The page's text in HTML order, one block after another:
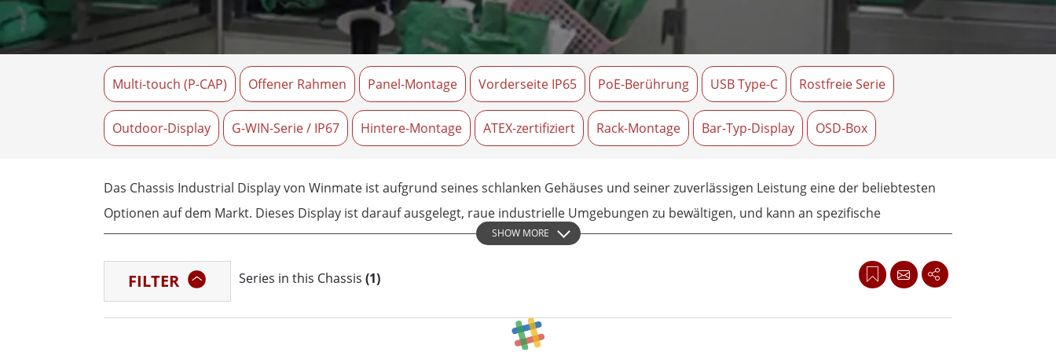
Android Fahrzeugmontierte Computer
Tablet für Fahrzeugmontierte
Computer
Funk-Gateway
Panel-PCs für das Gesundheitswesen
Display für das Gesundheitswesen
More
Robuster Roboter-
Controller
Edge-KI-Mobilität
Robotik-Controller
Öl und Gas, ATEX-Klasse
Robustes Tablet in ATEX-Qualität
Robuster ATEX-Handheld
ATEX-Panel-PC
More
KI-Computer
Edge-KI-Mobilität
Edge AI Panel-PCs
Edge-KI-Computing
Edelstahlqualität
Edelstahl-Panel-PCs
Edelstahldisplay
Multi-touch (P-CAP) Offener Rahmen Panel-Montage Vorderseite IP65 PoE-Berührung USB Type-C Rostfreie Serie
Outdoor-Display G-WIN-Serie / IP67 Hintere-Montage ATEX-zertifiziert Rack-Montage Bar-Typ-Display OSD-Box
Das Chassis Industrial Display von Winmate ist aufgrund seines schlanken Gehäuses und seiner zuverlässigen Leistung eine der beliebtesten
Optionen auf dem Markt. Dieses Display ist darauf ausgelegt, raue industrielle Umgebungen zu bewältigen, und kann an spezifische
Branchenanforderungen angepasst werden.
Eine der bemerkenswertesten Funktionen des Winmate Chassis Industrial Display ist sein schlankes Gehäuse, das es für beengte Räume
geeignet macht. Das Display ist in verschiedenen Farben und Größen von 6,5 Zoll bis zu 32 Zoll erhältlich und eignet sich somit ideal für eine
SHOW MORE
FILTER Series in this Chassis (1)